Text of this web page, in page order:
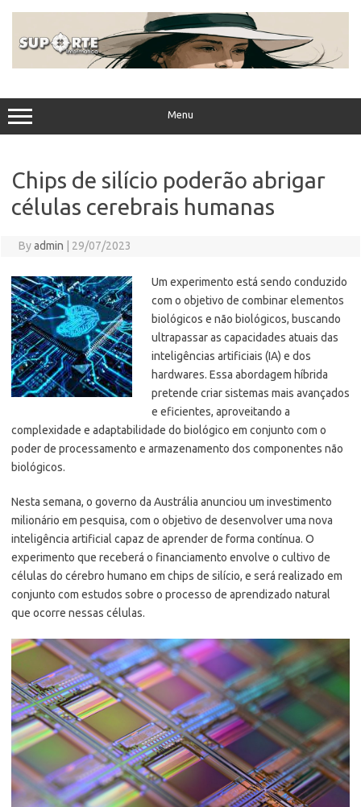
Menu
Chips de silício poderão abrigar
células cerebrais humanas
Byadmin 29/07/2023
Um experimento está sendo conduzido
com o objetivo de combinar elementos
biológicos e não biológicos, buscando
ultrapassar as capacidades atuais das
inteligências artificiais (IA) e dos
hardwares. Essa abordagem híbrida
pretende criar sistemas mais avançados
e eficientes, aproveitando a
complexidade e adaptabilidade do biológico em conjunto com o
poder de processamento e armazenamento dos componentes não
biológicos.
Nesta semana, o governo da Austrália anunciou um investimento
milionário em pesquisa, com o objetivo de desenvolver uma nova
inteligência artificial capaz de aprender de forma contínua. O
experimento que receberá o financiamento envolve o cultivo de
células do cérebro humano em chips de silício, e será realizado em
conjunto com estudos sobre o processo de aprendizado natural
que ocorre nessas células.